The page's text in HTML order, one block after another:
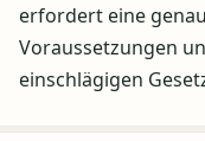
erfordert eine
Voraussetzungen
einschlägigen